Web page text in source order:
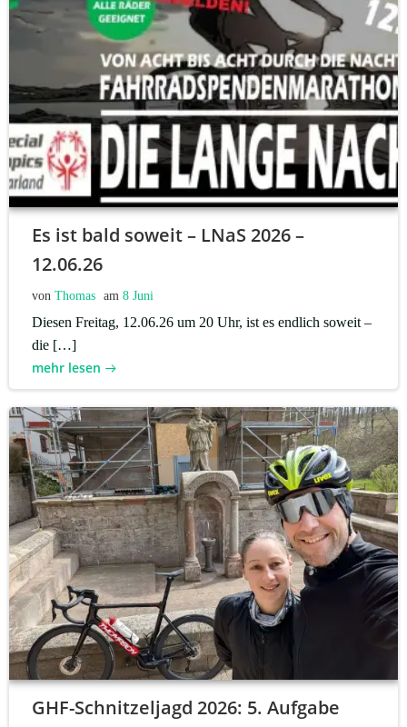
Es ist bald soweit – LNaS 2026 –
12.06.26
von Thomas am 8 Juni
Diesen Freitag, 12.06.26 um 20 Uhr, ist es endlich soweit –
die […]
mehr lesen
GHF-Schnitzeljagd 2026: 5. Aufgabe